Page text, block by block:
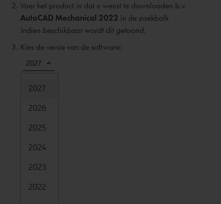
Voer het product in dat u wenst te downloaden b.v.
AutoCAD Mechanical 2022 in de zoekbalk
Indien beschikbaar wordt dit getoond.
Kies de versie van de software: